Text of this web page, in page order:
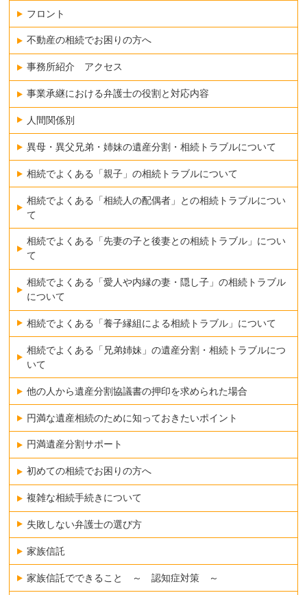
フロント
不動産の相続でお困りの方へ
事務所紹介 アクセス
事業承継における弁護士の役割と対応内容
人間関係別
異母・異父兄弟・姉妹の遺産分割・相続トラブルについて
相続でよくある「親子」の相続トラブルについて
相続でよくある「相続人の配偶者」との相続トラブルについ
て
相続でよくある「先妻の子と後妻との相続トラブル」につい
て
相続でよくある「愛人や内縁の妻・隠し子」の相続トラブル
について
相続でよくある「養子縁組による相続トラブル」について
相続でよくある「兄弟姉妹」の遺産分割・相続トラブルにつ
いて
他の人から遺産分割協議書の押印を求められた場合
円満な遺産相続のために知っておきたいポイント
円満遺産分割サポート
初めての相続でお困りの方へ
複雑な相続手続きについて
失敗しない弁護士の選び方
家族信託
家族信託でできること ～ 認知症対策 ～